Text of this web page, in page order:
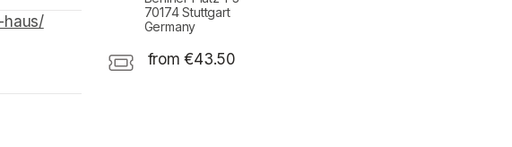
haus/(opens in a new tab)
70174 Stuttgart
Germany
from €43.50